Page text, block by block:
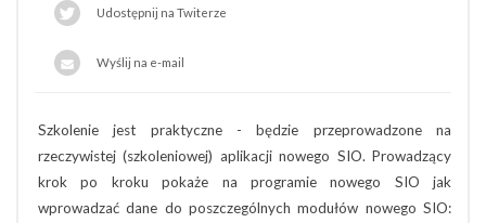
Udostępnij na Twiterze
Wyślij na e-mail
Szkolenie jest praktyczne - będzie przeprowadzone na
rzeczywistej (szkoleniowej) aplikacji nowego SIO. Prowadzący
krok po kroku pokaże na programie nowego SIO jak
wprowadzać dane do poszczególnych modułów nowego SIO: